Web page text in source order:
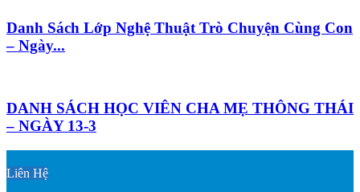
Danh Sách Lớp Nghệ Thuật Trò Chuyện Cùng Con
– Ngày...
DANH SÁCH HỌC VIÊN CHA MẸ THÔNG THÁI
– NGÀY 13-3
Liên Hệ